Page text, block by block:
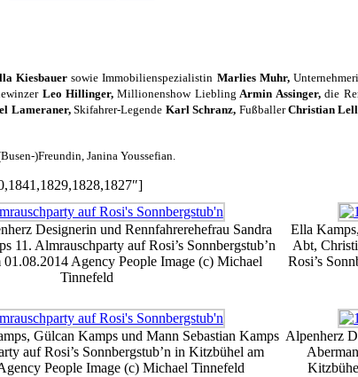
Kiesbauersowie Immobilienspezialistin Marlies Muhr,
Leo Hillinger,Millionenshow Liebling Armin Assinger,die
Lameraner,Skifahrer-Legende Karl Schranz, FußballerChristian Lell
)Freundin, Janina Youssefian.
Designerin und Rennfahrerehefrau Sandra
11. Almrauschparty auf Rosi’s Sonnbergstub’n
Agency People Image (c) Michael
Tinnefeld
Ella
Abt,
Rosi’s
Gülcan Kamps und Mann Sebastian Kamps
auf Rosi’s Sonnbergstub’n in Kitzbühel am
People Image (c) Michael Tinnefeld
Alpenherz